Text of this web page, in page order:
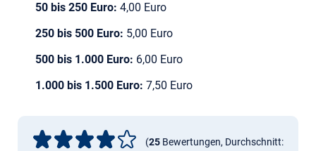
50 bis 250 Euro: 4,00 Euro
250 bis 500 Euro: 5,00 Euro
500 bis 1.000 Euro: 6,00 Euro
1.000 bis 1.500 Euro: 7,50 Euro
(25 Bewertungen, Durchschnitt: